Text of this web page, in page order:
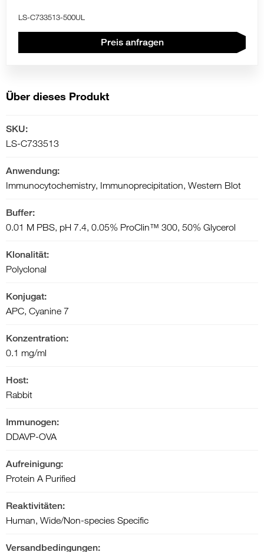
LS-C733513-500UL
Preis anfragen
Über dieses Produkt
SKU:
LS-C733513
Anwendung:
Immunocytochemistry, Immunoprecipitation, Western Blot
Buffer:
0.01 M PBS, pH 7.4, 0.05% ProClin™ 300, 50% Glycerol
Klonalität:
Polyclonal
Konjugat:
APC, Cyanine 7
Konzentration:
0.1 mg/ml
Host:
Rabbit
Immunogen:
DDAVP-OVA
Aufreinigung:
Protein A Purified
Reaktivitäten:
Human, Wide/Non-species Specific
Versandbedingungen: